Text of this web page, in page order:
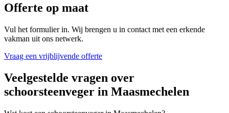
Offerte op maat
Vul het formulier in. Wij brengen u in contact met een erkende
vakman uit ons netwerk.
Vraag een vrijblijvende offerte
Veelgestelde vragen over
schoorsteenveger in Maasmechelen